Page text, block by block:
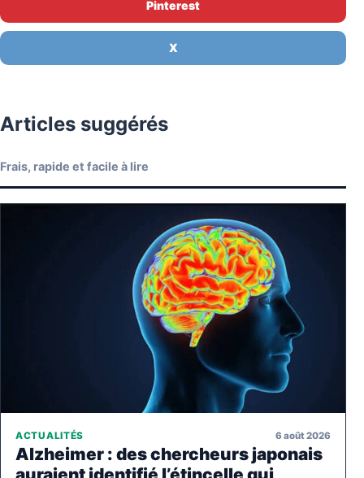
Pinterest
X
Articles suggérés
Frais, rapide et facile à lire
ACTUALITÉS 6 août 2026
Alzheimer : des chercheurs japonais